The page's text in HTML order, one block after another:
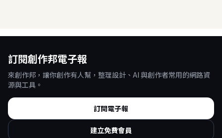
訂閱創作邦電子報
來創作邦，讓你創作有人幫，整理設計、AI 與創作者常用的網路資
源與工具。
訂閱電子報
建立免費會員